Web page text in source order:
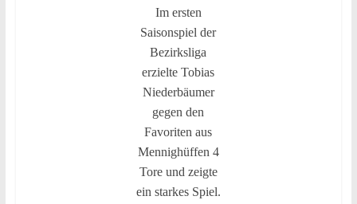
Im ersten
Saisonspiel der
Bezirksliga
erzielte Tobias
Niederbäumer
gegen den
Favoriten aus
Mennighüffen 4
Tore und zeigte
ein starkes Spiel.